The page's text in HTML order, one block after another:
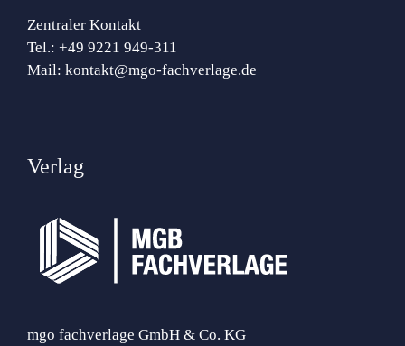
Zentraler Kontakt
Tel.: +49 9221 949-311
Mail: kontakt@mgo-fachverlage.de
Verlag
mgo fachverlage GmbH & Co. KG